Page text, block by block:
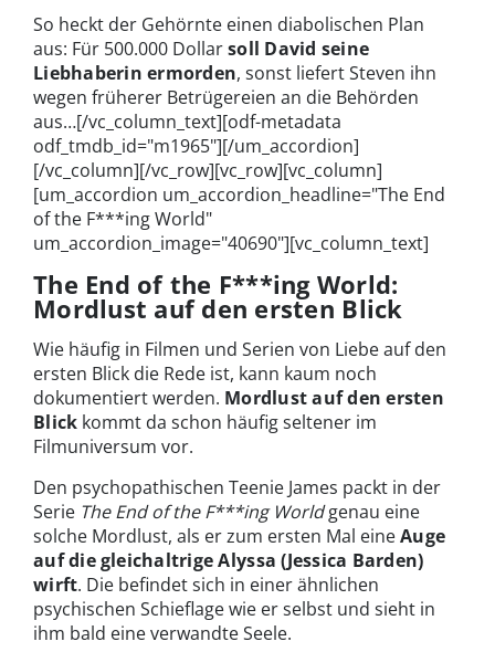
So heckt der Gehörnte einen diabolischen Plan
aus: Für 500.000 Dollarsoll David seine
Liebhaberin ermorden, sonst liefert Steven ihn
wegen früherer Betrügereien an die Behörden
aus…[/vc_column_text][odf-metadata
odf_tmdb_id="m1965"][/um_accordion]
[/vc_column][/vc_row][vc_row][vc_column]
[um_accordion um_accordion_headline="The End
of the F***ing World"
um_accordion_image="40690"][vc_column_text]
The End of the F***ing World:
Mordlust auf den ersten Blick
Wie häufig in Filmen und Serien von Liebe auf den
ersten Blick die Rede ist, kann kaum noch
dokumentiert werden. Mordlust auf den ersten
Blick kommt da schon häufig seltener im
Filmuniversum vor.
Den psychopathischen Teenie James packt in der
Serie The End of the F***ing Worldgenau eine
solche Mordlust, als er zum ersten Mal eineAuge
auf diegleichaltrige Alyssa (Jessica Barden)
wirft. Die befindet sich in einer ähnlichen
psychischen Schieflage wie er selbst und sieht in
ihm bald eine verwandte Seele.